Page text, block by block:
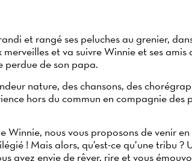
et rangé ses peluches au grenier,
et va suivre Winnie et ses amis
perdue de son papa.
nature, des chansons, des
hors du commun en compagnie
Winnie, nous vous proposons de venir
! Mais alors, qu’est-ce qu’une tribu ?
avez envie de rêver, rire et vous